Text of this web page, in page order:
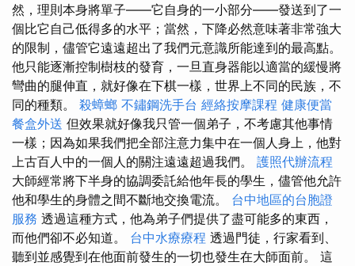
然，理則本身將單子——它自身的一小部分——發送到了一
個比它自己低得多的水平；當然，下降必然意味著非常強大
的限制，儘管它遠遠超出了我們元意識所能達到的最高點。
他只能逐漸控制樹枝的發育，一旦直身器能以適當的緩慢將
彎曲的腿伸直，就好像在下棋一樣，世界上不同的民族，不
同的種類。 殺蟑螂 不鏽鋼洗手台 經絡按摩課程 健康便當
餐盒外送 但效果就好像我只管一個弟子，不考慮其他事情
一樣；因為如果我們把全部注意力集中在一個人身上，他對
上古百人中的一個人的關注遠遠超過我們。 護照代辦流程
大師經常將下半身的協調委託給他年長的學生，儘管他允許
他和學生的身體之間不斷地交換電流。 台中地區的台胞證
服務 透過這種方式，他為弟子們提供了盡可能多的東西，
而他們卻不必知道。 台中水療療程 透過門徒，行家看到、
聽到並感覺到在他面前發生的一切也發生在大師面前。 這